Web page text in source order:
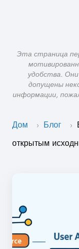
Эта страница
удобства.
допущены
информации,
Дом › Блог ›
открытым